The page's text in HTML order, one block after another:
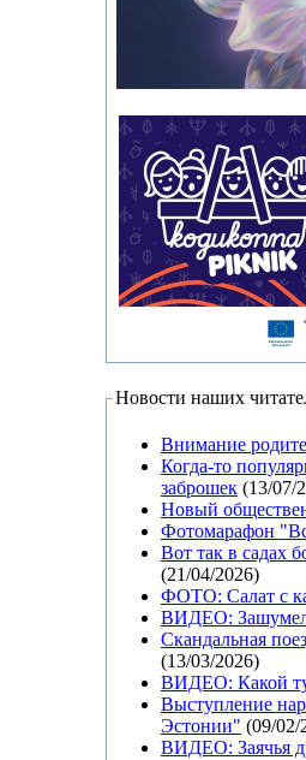
Новости наших
Внимание
Когда-то
заброшек (13/07/
Новый
Фотомарафон
Вот так в садах
(21/04/2026)
ФОТО: Салат с
ВИДЕО:
Скандальная
(13/03/2026)
ВИДЕО: Какой
Выступление
Эстонии" (09/02/
ВИДЕО: Заячья